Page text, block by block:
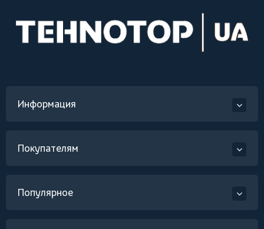
Информация
Покупателям
Популярное